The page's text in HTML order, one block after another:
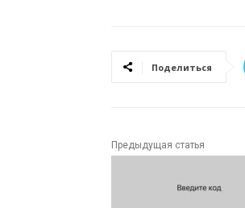
Поделиться
Предыдущая статья